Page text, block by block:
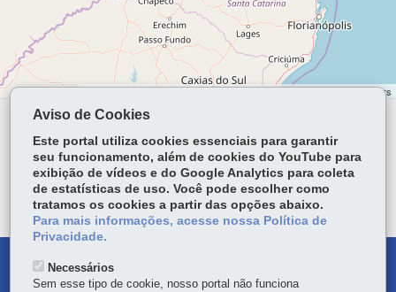
Leaflet | ©OpenStreetMapcontributors | ©OpenStreetMapcontributors
ACOMPANHE
DENUNCIE CORRUPÇÃO
Aviso de Cookies
Este portal utiliza cookies essenciais para garantir
seu funcionamento, além de cookies do YouTube para
exibição de vídeos e do Google Analytics para coleta
de estatísticas de uso. Você pode escolher como
tratamos os cookies a partir das opções abaixo.
Para mais informações, acesse nossa Política de
Privacidade.
Necessários
Sem esse tipo de cookie, nosso portal não funciona